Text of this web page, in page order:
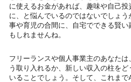
に使えるお金があれば、趣味や自己
に、と悩んでいるのではないでしょ
事や育児の合間に、自宅でできる賢
もしれませんね。
フリーランスや個人事業主のあなた
う取り入れるか、新しい収入の柱を
いることでしょう。そして、これま